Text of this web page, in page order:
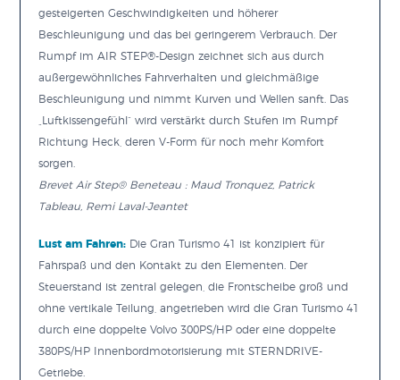
gesteigerten Geschwindigkeiten und höherer
Beschleunigung und das bei geringerem Verbrauch. Der
Rumpf im AIR STEP®-Design zeichnet sich aus durch
außergewöhnliches Fahrverhalten und gleichmäßige
Beschleunigung und nimmt Kurven und Wellen sanft. Das
„Luftkissengefühl“ wird verstärkt durch Stufen im Rumpf
Richtung Heck, deren V-Form für noch mehr Komfort
sorgen.
Brevet Air Step® Beneteau : Maud Tronquez, Patrick
Tableau, Remi Laval-Jeantet
Lust am Fahren:
Die Gran Turismo 41 ist konzipiert für
Fahrspaß und den Kontakt zu den Elementen. Der
Steuerstand ist zentral gelegen, die Frontscheibe groß und
ohne vertikale Teilung, angetrieben wird die Gran Turismo 41
durch eine doppelte Volvo 300PS/HP oder eine doppelte
380PS/HP Innenbordmotorisierung mit STERNDRIVE-
Getriebe.